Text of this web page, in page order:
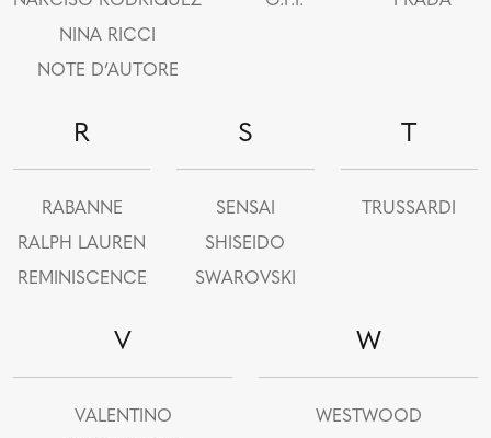
NINA RICCI
NOTE D’AUTORE
R
RABANNE
RALPH LAUREN
REMINISCENCE
S
SENSAI
SHISEIDO
SWAROVSKI
TRUSSARDI
V
VALENTINO
W
WESTWOOD